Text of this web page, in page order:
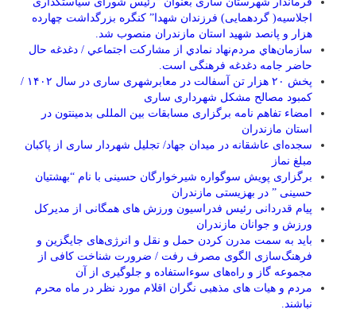
اجلاسیه( گردهمایی) فرزندان شهدا” کنگره بزرگداشت چهارده
هزار و پانصد شهید استان مازندران منصوب شد.
سازمان‌هاي مردم‌نهاد نمادي از مشاركت اجتماعي / دغدغه حال
حاضر جامه دغدغه فرهنگی است.
پخش ۲۰ هزار تن آسفالت در معابرشهری ساری در سال ۱۴۰۲ /
کمبود مصالح مشکل شهرداری ساری
امضاء تفاهم نامه برگزاری مسابقات بین المللی بدمینتون در
استان مازندران
سجده‌ای عاشقانه در میدان جهاد/ تجلیل شهردار ساری از پاکبان
مبلغ نماز
برگزاری پویش سوگواره شیرخوارگان حسینی با نام “بهشتیان
حسینی ” در بهزیستی مازندران
پیام قدردانی رئیس فدراسیون ورزش های همگانی از مدیرکل
ورزش و جوانان مازندران
باید به سمت مدرن کردن حمل و نقل و انرژی‌های جایگزین و
فرهنگ‌سازی الگوی مصرف رفت / ضرورت شناخت کافی از
مجموعه گاز و راه‌های سوءاستفاده و جلوگیری از آن
مردم و هیات های مذهبی نگران اقلام مورد نظر در ماه محرم
نباشند.